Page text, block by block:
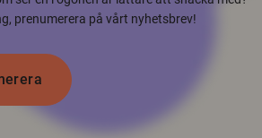
prenumerera på vårt nyhetsbrev!